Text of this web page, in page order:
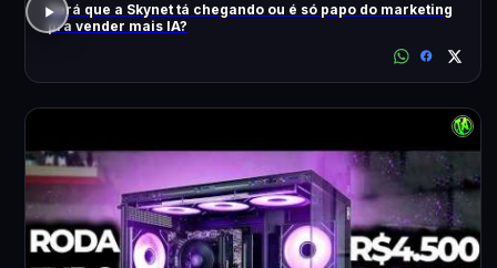
Será que a Skynet tá chegando ou é só papo do marketing
pra vender mais IA?